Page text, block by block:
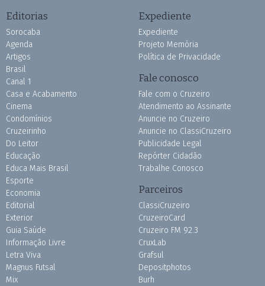
Editorias
Sorocaba
Agenda
Artigos
Brasil
Canal 1
Casa e Acabamento
Cinema
Condomínios
Cruzeirinho
Do Leitor
Educação
Educa Mais Brasil
Esporte
Economia
Editorial
Exterior
Guia Saúde
Informação Livre
Letra Viva
Magnus Futsal
Mix
Expediente
Expediente
Projeto Memória
Política de Privacidade
Fale conosco
Fale com o Cruzeiro
Atendimento ao Assinante
Anuncie no Cruzeiro
Anuncie no ClassiCruzeiro
Publicidade Legal
Repórter Cidadão
Trabalhe Conosco
Parceiros
ClassiCruzeiro
CruzeiroCard
Cruzeiro FM 92.3
CruxLab
Grafsul
Depositphotos
Burh